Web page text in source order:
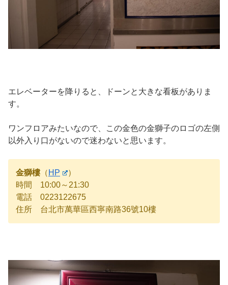
エレベーターを降りると、ドーンと大きな看板がありま
す。
ワンフロアみたいなので、この金色の金獅子のロゴの左側
以外入り口がないので迷わないと思います。
金獅樓 （ HP
）
時間 10:00～21:30
電話 0223122675
住所 台北市萬華區西寧南路36號10樓